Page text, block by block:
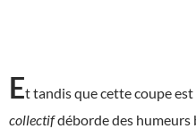
Et tandis que cette coupe
collectifdéborde des humeurs